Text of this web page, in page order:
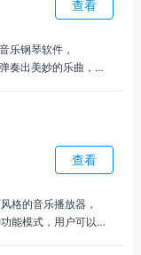
查看
乐钢琴软件，
奏出美妙的乐曲，体
解和掌握曲目。
查看
格的音乐播放器，
能模式，用户可以自